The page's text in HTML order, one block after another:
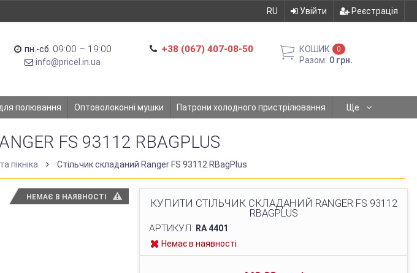
RU Увійти Реєстрація
пн.-сб. 09:00 – 19:00
info@pricel.in.ua
+38 (067) 407-08-50 КОШИК 0
Разом: 0 грн.
полювання Оптоволоконні мушки Патрони холодного пристрілювання Ще
FS 93112 RBAGPLUS
пікніка Стільчик складаний Ranger FS 93112 RBagPlus
НЕМАЄ В НАЯВНОСТІ
КУПИТИ СТІЛЬЧИК СКЛАДАНИЙ RANGER FS 93112
RBAGPLUS
АРТИКУЛ: RA 4401
Немає в наявності